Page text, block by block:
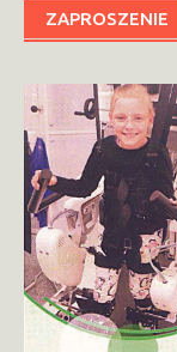
ZAPROSZENIE